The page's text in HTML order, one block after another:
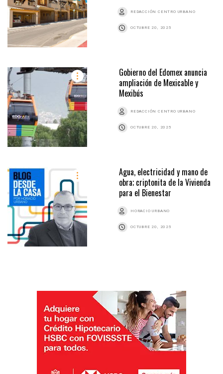
REDACCIÓN CENTRO URBANO
OCTUBRE 20, 2025
Gobierno del Edomex anuncia
ampliación de Mexicable y
Mexibús
REDACCIÓN CENTRO URBANO
OCTUBRE 20, 2025
Agua, electricidad y mano de
obra; criptonita de la Vivienda
para el Bienestar
HORACIO URBANO
OCTUBRE 20, 2025